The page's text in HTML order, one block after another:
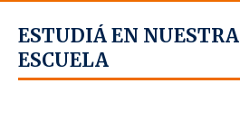
ESTUDIÁ EN NUESTRA
ESCUELA